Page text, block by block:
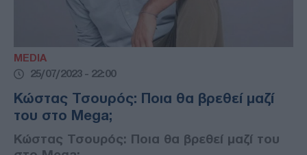
MEDIA
25/07/2023 - 22:00
Κώστας Τσουρός: Ποια θα βρεθεί μαζί
του στο Mega;
Κώστας Τσουρός: Ποια θα βρεθεί μαζί του